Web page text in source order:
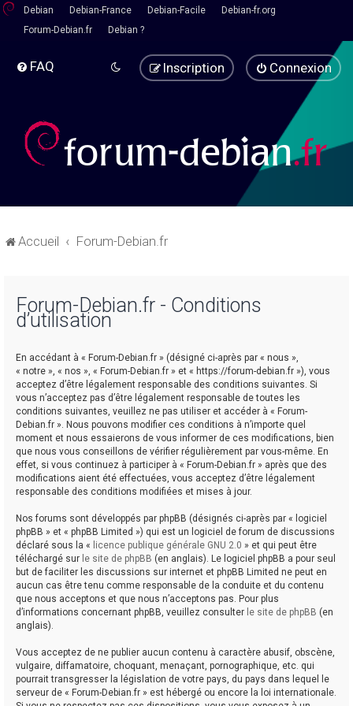
Debian Debian-France Debian-Facile
Debian-fr.org
Forum-Debian.fr
Debian ?
FAQ Connexion
Inscription
Accueil Forum-Debian.fr
Forum-Debian.fr - Conditions
d’utilisation
En accédant à « Forum-Debian.fr » (désigné ci-après par « nous »,
« notre », « nos », « Forum-Debian.fr » et « https://forum-debian.fr »), vous
acceptez d’être légalement responsable des conditions suivantes. Si
vous n’acceptez pas d’être légalement responsable de toutes les
conditions suivantes, veuillez ne pas utiliser et accéder à « Forum-
Debian.fr ». Nous pouvons modifier ces conditions à n’importe quel
moment et nous essaierons de vous informer de ces modifications, bien
que nous vous conseillons de vérifier régulièrement par vous-même. En
effet, si vous continuez à participer à « Forum-Debian.fr » après que des
modifications aient été effectuées, vous acceptez d’être légalement
responsable des conditions modifiées et mises à jour.
Nos forums sont développés par phpBB (désignés ci-après par « logiciel
phpBB » et « phpBB Limited ») qui est un logiciel de forum de discussions
déclaré sous la « licence publique générale GNU 2.0 » et qui peut être
téléchargé sur le site de phpBB (en anglais). Le logiciel phpBB a pour seul
but de faciliter les discussions sur internet et phpBB Limited ne peut en
aucun cas être tenu comme responsable de la conduite et du contenu
que nous acceptons et que nous n’acceptons pas. Pour plus
d’informations concernant phpBB, veuillez consulter le site de phpBB (en
anglais).
Vous acceptez de ne publier aucun contenu à caractère abusif, obscène,
vulgaire, diffamatoire, choquant, menaçant, pornographique, etc. qui
pourrait transgresser la législation de votre pays, du pays dans lequel le
serveur de « Forum-Debian.fr » est hébergé ou encore la loi internationale.